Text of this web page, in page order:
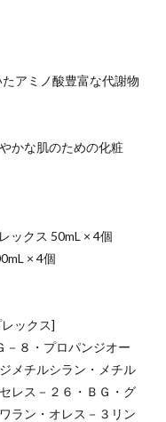
アミノ酸豊富な代謝物
かな肌のための化粧
ックス 50mL × 4個
× 4個
ックス]
－８・プロパンジオー
メチルシラン・メチル
レス－２６・ＢＧ・グ
ラン・オレス－３リン